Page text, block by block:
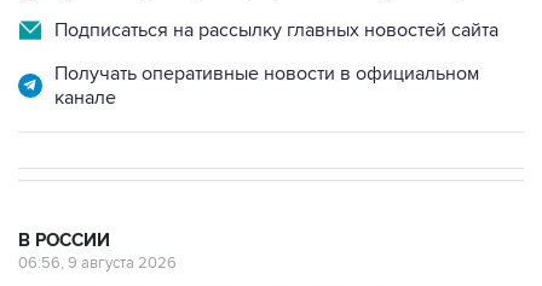
Подписаться на рассылку главных новостей сайта
Получать оперативные новости в официальном
канале
В РОССИИ
06:56, 9 августа 2026